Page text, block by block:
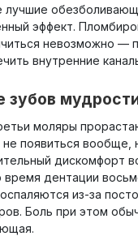
лучшие
эффект.
невозможно —
внутренние
зубов
моляры
появиться вообще,
дискомфорт
время дентации
из-за
Боль при этом